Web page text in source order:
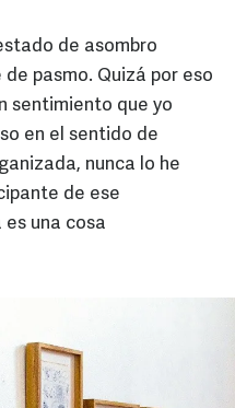
de asombro
pasmo. Quizá por eso
sentimiento que yo
en el sentido de
nunca lo he
de ese
una cosa